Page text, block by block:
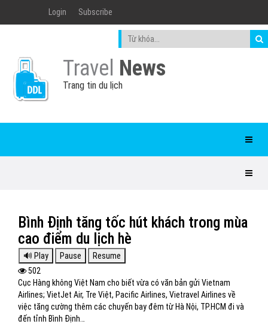
Login Subscribe
Travel News
Trang tin du lịch
Bình Định tăng tốc hút khách trong mùa
cao điểm du lịch hè
502
Cục Hàng không Việt Nam cho biết vừa có văn bản gửi Vietnam
Airlines; VietJet Air, Tre Việt, Pacific Airlines, Vietravel Airlines về
việc tăng cường thêm các chuyến bay đêm từ Hà Nội, TP.HCM đi và
đến tỉnh Bình Định…